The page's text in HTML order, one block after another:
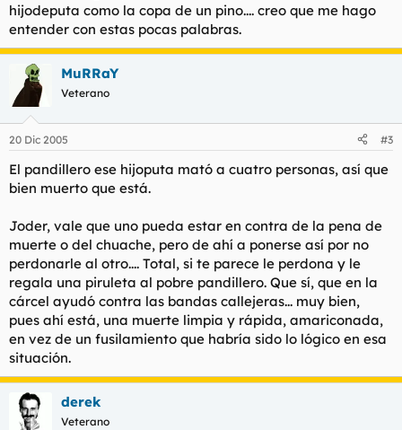
estar nestas estanterías», justifica el propietario del
establecimiento. Y ello a pesar de que la filmografía del actor
austríaco tenía «moita saída» entre su clientela. Las pérdidas
económicas, en este caso, son lo de menos.
Besada ha destruido todas las películas de Schwarzenegger de
las que disponía en el local y ha montado a partir de ellas
«unha especie de árbore de Nadal macabra». Un mural con el
que quiere recordar a sus clientes la atrocidad que, a su
entender, ha cometido el intérprete de Terminator .
Su campaña no quedará ahí. El empresario grovense, que en su
se propone divulgar su iniciativa a través de las revistas del
sector para intentar que otros locales se sumen.
Fernando Besada deja claro que no tiene nada en contra de
Schwarzenegger como actor: «Eu non poño en dúbida a súa
categoría comercial». Pero eso no tiene la menor importancia
en este momento: «Se tivese duascentas películas del,
destruiría as duascentas».
Sin embargo, aunque quizás sí sea la más original, la respuesta
de Besada a la ejecución de Tookie no es la primera. Desde
que el martes se ejecutó al preso mediante una inyección letal,
las protestas contra el gobernador de California se han hecho
hijodeputa como la copa de un pino.... creo que me hago
entender con estas pocas palabras.
MuRRaY
Veterano
20 Dic 2005 #3
El pandillero ese hijoputa mató a cuatro personas, así que
bien muerto que está.
Joder, vale que uno pueda estar en contra de la pena de
muerte o del chuache, pero de ahí a ponerse así por no
perdonarle al otro.... Total, si te parece le perdona y le
regala una piruleta al pobre pandillero. Que sí, que en la
cárcel ayudó contra las bandas callejeras... muy bien,
pues ahí está, una muerte limpia y rápida, amariconada,
en vez de un fusilamiento que habría sido lo lógico en esa
situación.
derek
Veterano